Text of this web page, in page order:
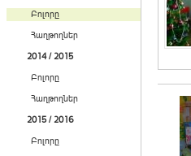
Բոլորը
Հաղթողներ
2014 / 2015
Բոլորը
Հաղթողներ
2015 / 2016
Բոլորը